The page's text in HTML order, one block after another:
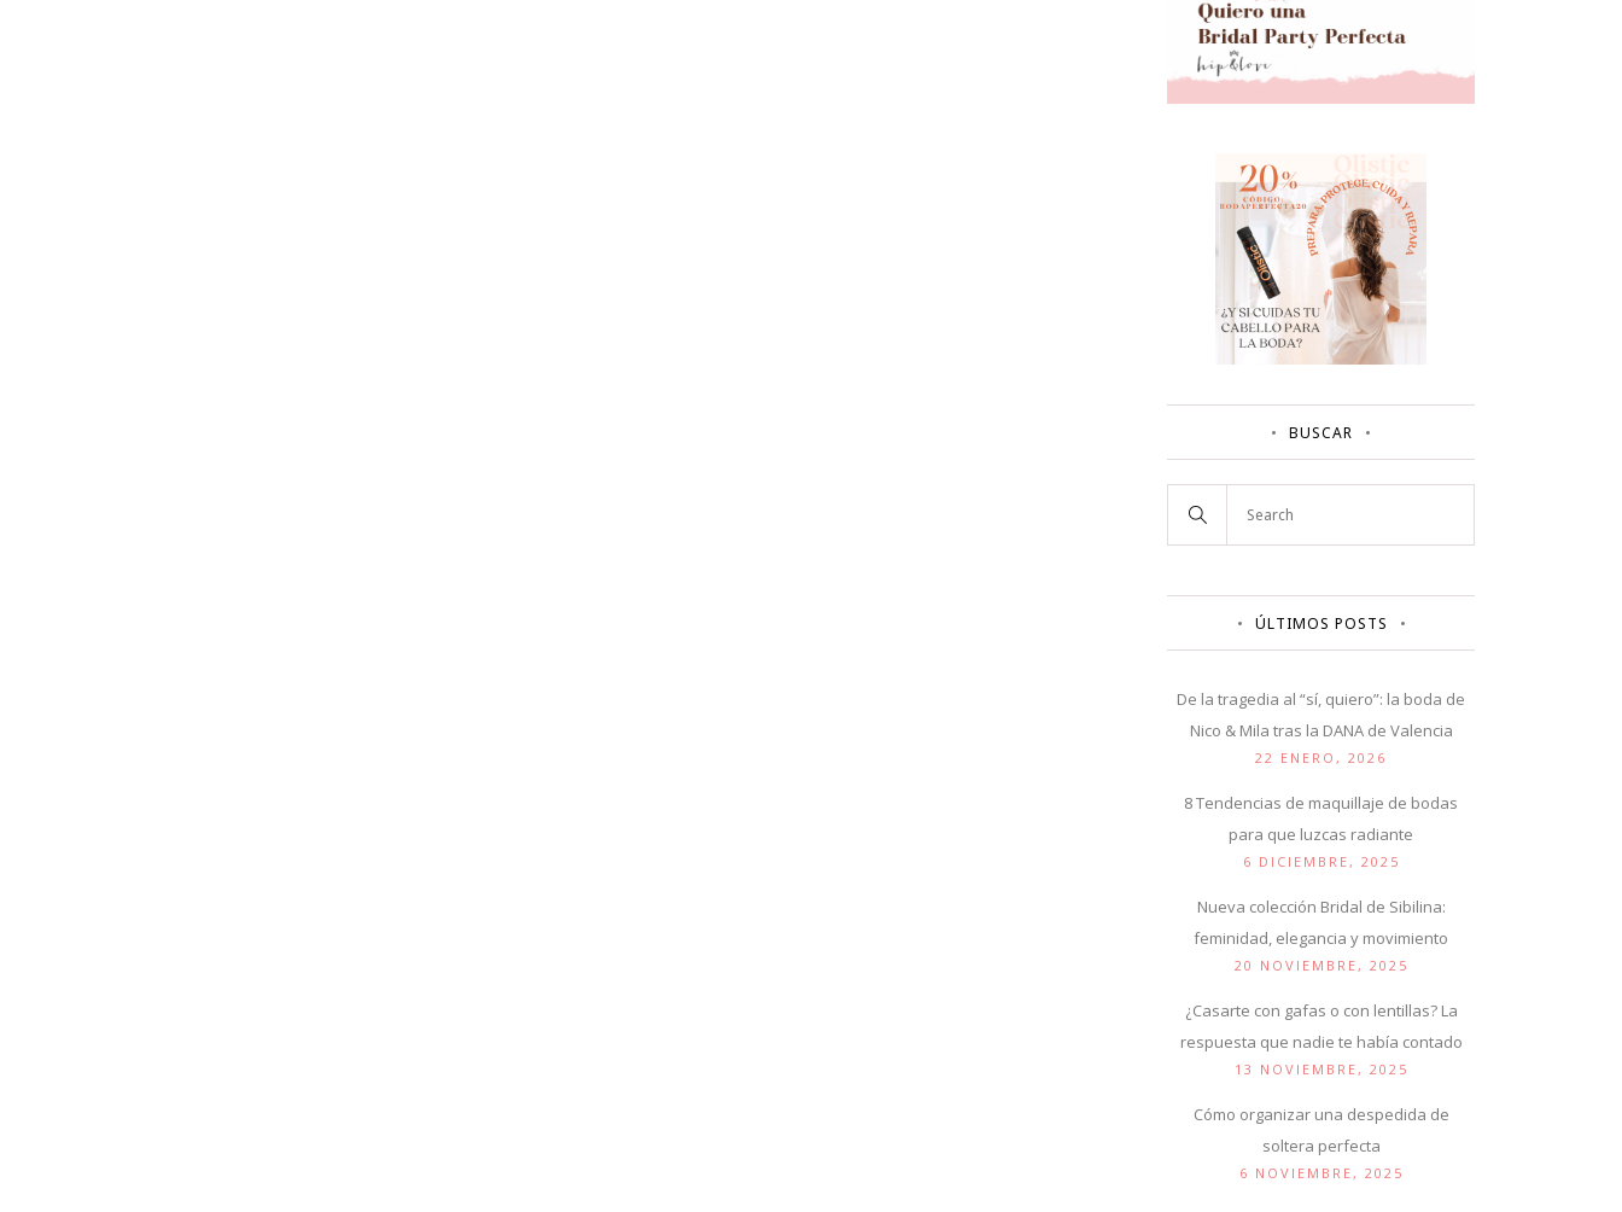
BUSCAR
ÚLTIMOS POSTS
De la tragedia al “sí, quiero”: la boda de
Nico & Mila tras la DANA de Valencia
22 ENERO, 2026
8 Tendencias de maquillaje de bodas
para que luzcas radiante
6 DICIEMBRE, 2025
Nueva colección Bridal de Sibilina:
feminidad, elegancia y movimiento
20 NOVIEMBRE, 2025
¿Casarte con gafas o con lentillas? La
respuesta que nadie te había contado
13 NOVIEMBRE, 2025
Cómo organizar una despedida de
soltera perfecta
6 NOVIEMBRE, 2025